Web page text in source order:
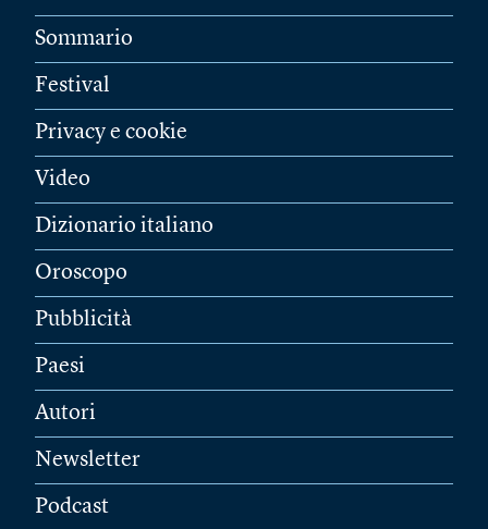
Sommario
Festival
Privacy e cookie
Video
Dizionario italiano
Oroscopo
Pubblicità
Paesi
Autori
Newsletter
Podcast